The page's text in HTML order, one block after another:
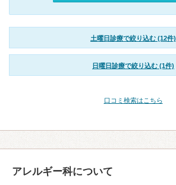
土曜日診療で絞り込む (12件)
日曜日診療で絞り込む (1件)
口コミ検索はこちら
アレルギー科について